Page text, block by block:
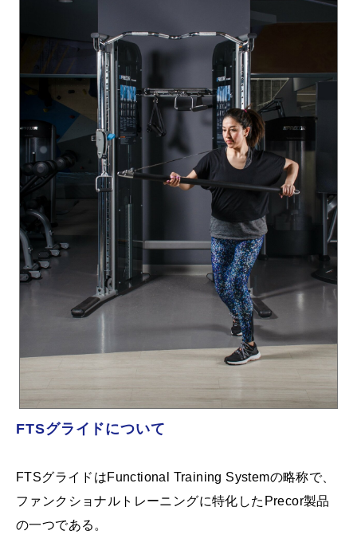
FTSグライドについて
FTSグライドはFunctional Training Systemの略称で、
ファンクショナルトレーニングに特化したPrecor製品
の一つである。